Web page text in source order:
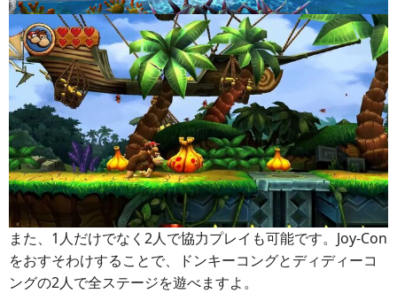
また、1人だけでなく2人で協力プレイも可能です。Joy-Con
をおすそわけすることで、ドンキーコングとディディーコ
ングの2人で全ステージを遊べますよ。